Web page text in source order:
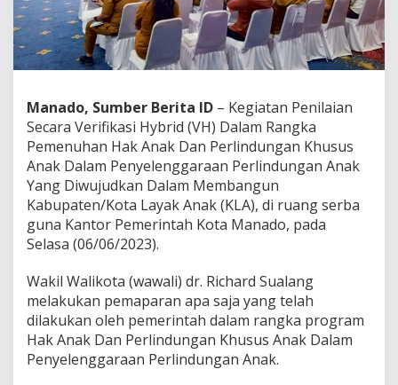
a
s
i
a
S
e
c
a
r
a
L
e
n
g
a
p
P
r
o
g
Manado, Sumber Berita ID – Kegiatan Penilaian
Secara Verifikasi Hybrid (VH) Dalam Rangka
Pemenuhan Hak Anak Dan Perlindungan Khusus
Anak Dalam Penyelenggaraan Perlindungan Anak
Yang Diwujudkan Dalam Membangun
Kabupaten/Kota Layak Anak (KLA), di ruang serba
guna Kantor Pemerintah Kota Manado, pada
Selasa (06/06/2023).
Wakil Walikota (wawali) dr. Richard Sualang
melakukan pemaparan apa saja yang telah
dilakukan oleh pemerintah dalam rangka program
Hak Anak Dan Perlindungan Khusus Anak Dalam
Penyelenggaraan Perlindungan Anak.